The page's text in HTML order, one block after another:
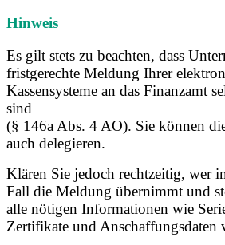
Hinweis
Es gilt stets zu beachten, dass
fristgerechte Meldung Ihrer
Kassensysteme an das Finanzamt
sind
(§ 146a Abs. 4 AO). Sie können
auch delegieren.
Klären Sie jedoch rechtzeitig, wer
Fall die Meldung übernimmt und
alle nötigen Informationen wie
Zertifikate und Anschaffungsdaten